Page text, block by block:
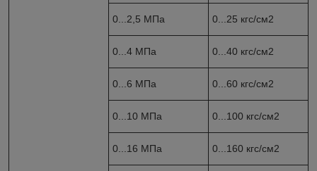
0...2,5 МПа 0...25 кгс/см2
0...4 МПа 0...40 кгс/см2
0...6 МПа 0...60 кгс/см2
0...10 МПа 0...100 кгс/см2
0...16 МПа 0...160 кгс/см2